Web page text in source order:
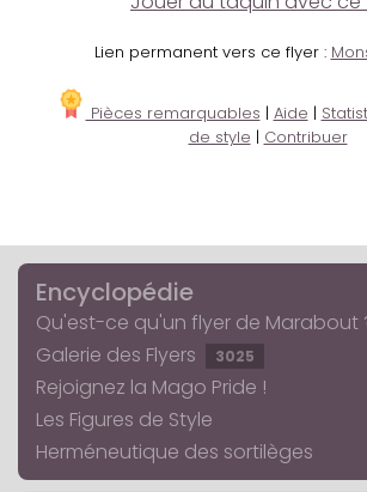
Lien permanent vers ce flyer :
Pièces remarquables | Aide |
de style | Contribuer
Encyclopédie
Qu'est-ce qu'un flyer de Marabout
Galerie des Flyers
3025
Rejoignez la Mago Pride !
Les Figures de Style
Herméneutique des sortilèges